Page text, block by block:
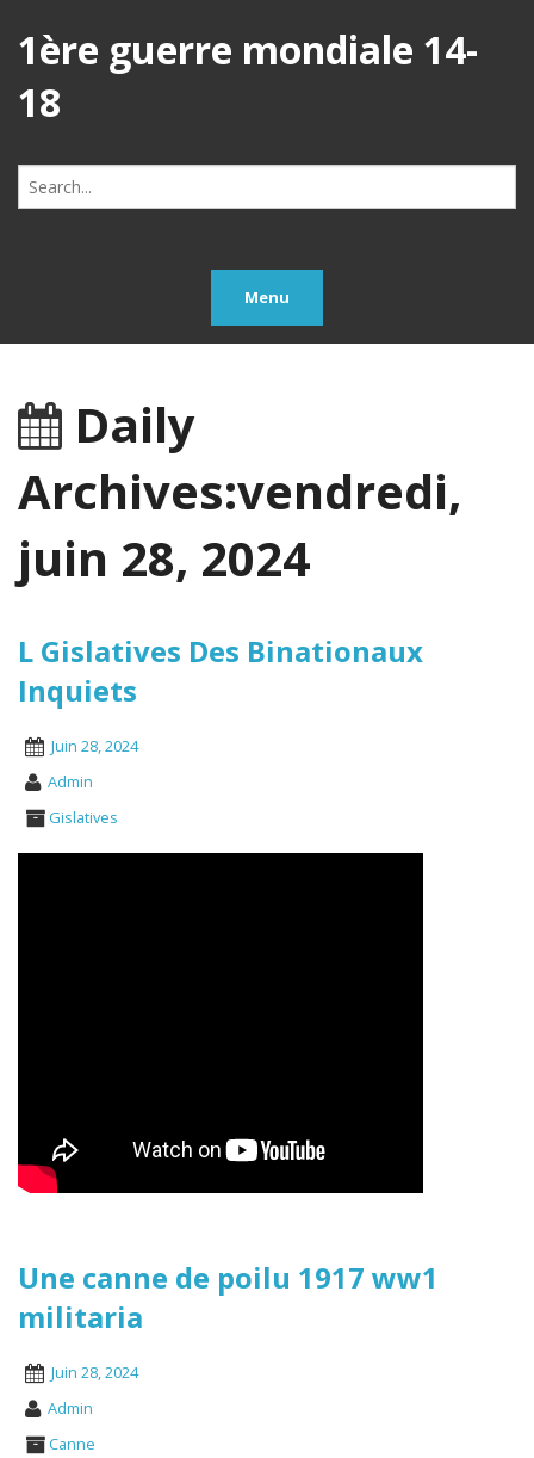
1ère guerre mondiale 14-
18
Search
for:
Menu
Daily
Archives:vendredi,
juin 28, 2024
L Gislatives Des Binationaux
Inquiets
Juin 28, 2024
Admin
Gislatives
Une canne de poilu 1917 ww1
militaria
Juin 28, 2024
Admin
Canne